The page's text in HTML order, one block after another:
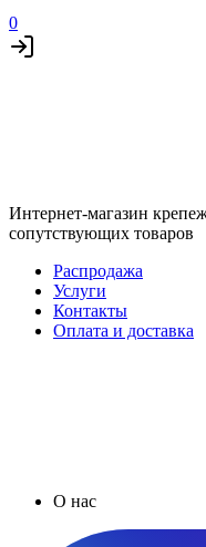
0
Интернет-магазин
сопутствующих товаров
Распродажа
Услуги
Контакты
Оплата и доставка
О нас